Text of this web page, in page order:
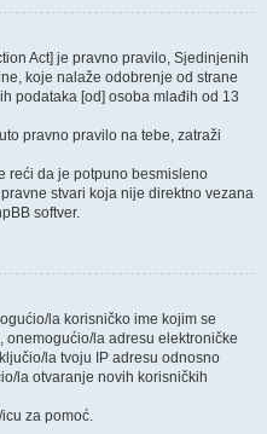
Act] je pravno pravilo, Sjedinjenih
koje nalaže odobrenje od strane
podataka [od] osoba mlađih od 13
pravno pravilo na tebe, zatraži
reći da je potpuno besmisleno
stvari koja nije direktno vezana
softver.
la korisničko ime kojim se
onemogućio/la adresu elektroničke
la tvoju IP adresu odnosno
la otvaranje novih korisničkih
za pomoć.